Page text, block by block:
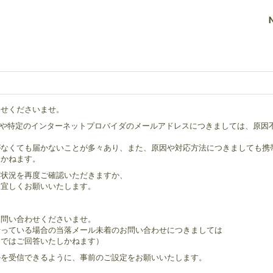
くださいませ。
特定のインターネットプロバイダのメールアドレスにつきましては、原
くても届かないことが多々あり、また、原因や対応方法につきましても
ねます。
況を再度ご確認いただきますか、
しくお願いいたします。
い合わせくださいませ。
ている場合の当落メール未着のお問い合わせにつきましては
はご回答いたしかねます）
信できるように、事前のご設定をお願いいたします。